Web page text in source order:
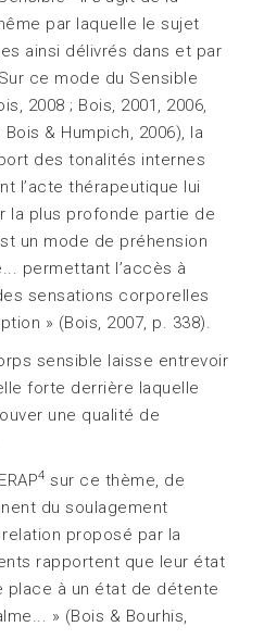
par laquelle le sujet
ainsi délivrés dans et par
ce mode du Sensible
2008 ; Bois, 2001, 2006,
Bois & Humpich, 2006), la
des tonalités internes
l’acte thérapeutique lui
la plus profonde partie de
un mode de préhension
permettant l’accès à
sensations corporelles
» (Bois, 2007, p. 338).
sensible laisse entrevoir
forte derrière laquelle
une qualité de
4 sur ce thème, de
du soulagement
proposé par la
rapportent que leur état
place à un état de détente
» (Bois & Bourhis,